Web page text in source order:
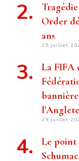
Order
ans
29 juillet
La FIFA
29 juillet
Le point